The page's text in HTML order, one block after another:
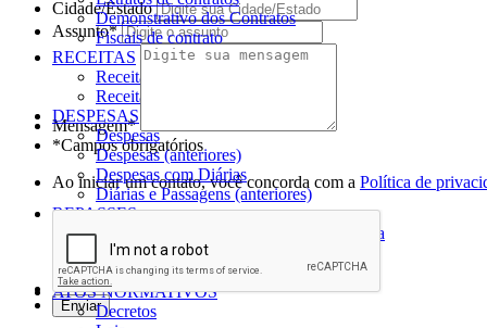
Cidade/Estado
Assunto*
Mensagem*
*Campos obrigatórios
Ao iniciar um contato, você concorda com a Política de
Demonstrativo dos Contratos
Fiscais de contrato
RECEITAS
Receitas
Receitas (anteriores)
DESPESAS
Despesas
Despesas (anteriores)
Despesas com Diárias
Diárias e Passagens (anteriores)
REPASSES
Termos de Parceria e Cooperação Técnica
Convênio Federal
Convênio Estadual
ATOS NORMATIVOS
Decretos